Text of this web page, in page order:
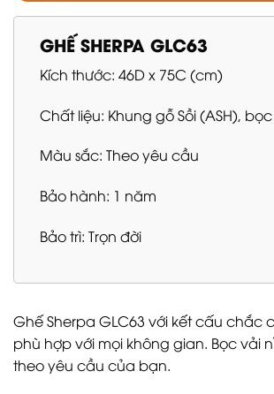
GHẾ SHERPA GLC63
Kích thước: 46D x 75C (cm)
Chất liệu: Khung gỗ Sồi (ASH),
Màu sắc: Theo yêu cầu
Bảo hành: 1 năm
Bảo trì: Trọn đời
Ghế Sherpa GLC63 với kết cấu chắc
phù hợp với mọi không gian. Bọc vải
theo yêu cầu của bạn.